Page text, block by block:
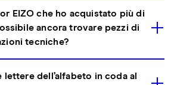
EIZO che ho acquistato più di
ancora trovare pezzi di
tecniche?
dell’alfabeto in coda al